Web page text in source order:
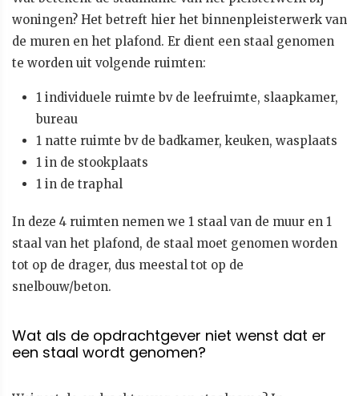
woningen? Het betreft hier het binnenpleisterwerk van
de muren en het plafond. Er dient een staal genomen
te worden uit volgende ruimten:
1 individuele ruimte bv de leefruimte, slaapkamer,
bureau
1 natte ruimte bv de badkamer, keuken, wasplaats
1 in de stookplaats
1 in de traphal
In deze 4 ruimten nemen we 1 staal van de muur en 1
staal van het plafond, de staal moet genomen worden
tot op de drager, dus meestal tot op de
snelbouw/beton.
Wat als de opdrachtgever niet wenst dat er
een staal wordt genomen?